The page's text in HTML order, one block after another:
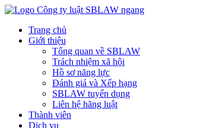
Trang chủ
Giới thiệu
Tổng quan về SBLAW
Trách nhiệm xã hội
Hồ sơ năng lực
Đánh giá và Xếp hạng
SBLAW tuyển dụng
Liên hệ hãng luật
Thành viên
Dịch vụ